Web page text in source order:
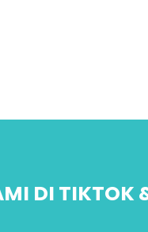
DI TIKTOK